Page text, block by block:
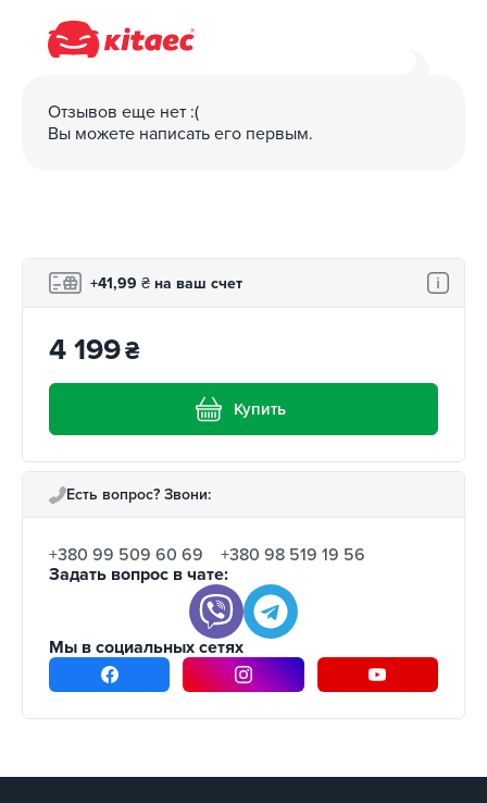
Отзывов еще нет :(
Вы можете написать его первым.
+41,99 ₴ на ваш счет
4 199₴
Купить
Есть вопрос? Звони:
+380 99 509 60 69
+380 98 519 19 56
Задать вопрос в чате:
Мы в социальных сетях